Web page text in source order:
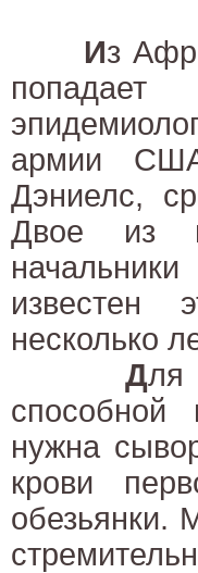
Из
попадает
армии
Дэниелс,
Двое из
известен
несколько
Для
способной
нужна
крови
обезьянки.